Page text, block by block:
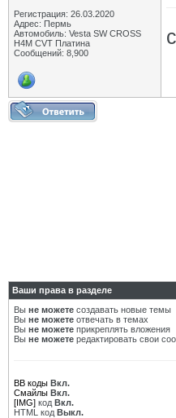
Регистрация: 26.03.2020
Адрес: Пермь
Автомобиль: Vesta SW CROSS
H4M CVT Платина
Сообщений: 8,900
Ваши права в разделе
Вы не можете создавать новые темы
Вы не можете отвечать в темах
Вы не можете прикреплять вложения
Вы не можете редактировать свои
BB коды Вкл.
Смайлы Вкл.
[IMG] код Вкл.
HTML код Выкл.